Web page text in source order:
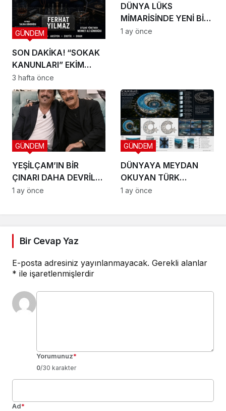
SON DAKİKA! “SOKAK
KANUNLARI” EKİM
AYINDA SETE ÇIKIYOR
GÜNDEM
3 hafta önce
DÜNYA LÜKS
MİMARİSİNDE YENİ BİR
DÖNEM BAŞLIYOR
1 ay önce
YEŞİLÇAM’IN BİR
ÇINARI DAHA DEVRİLDİ:
HOŞÇA KAL CANIM
GÜNDEM
1 ay önce
DÜNYAYA MEYDAN
OKUYAN TÜRK
VİZYONU TEKNOPOLL
GÜNDEM
1 ay önce
Bir Cevap Yaz
E-posta adresiniz yayınlanmayacak. Gerekli alanlar
* ile işaretlenmişlerdir
Yorumunuz*
0/30 karakter
Ad*